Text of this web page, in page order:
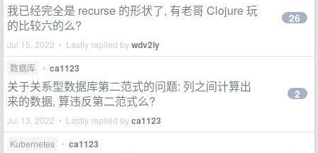
我已经完全是 recurse 的形状了, 有老哥 Clojure 玩
的比较六的么?
Jul 15, 2022 • Lastly replied bywdv2ly
26
数据库 • ca1123
关于关系型数据库第二范式的问题: 列之间计算出
来的数据, 算违反第二范式么?
Jul 13, 2022 • Lastly replied byca1123
2
Kubernetes • ca1123